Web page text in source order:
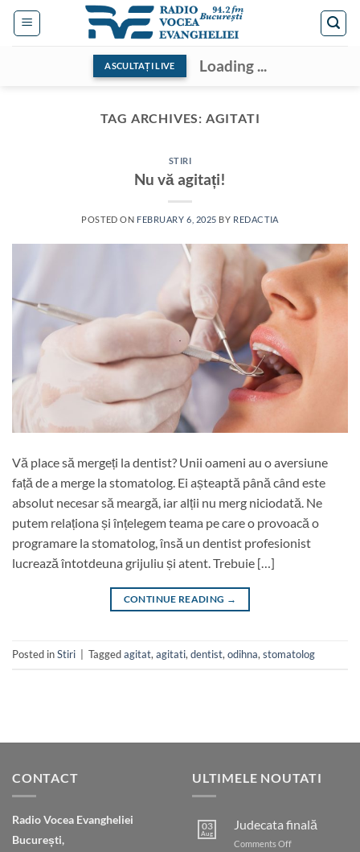
Skip
ASCULTAȚI LIVE Loading ...
TAG ARCHIVES: AGITATI
STIRI
Nu vă agitați!
POSTED ON FEBRUARY 6, 2025 BY REDACTIA
Vă place să mergeți la dentist? Unii oameni au o aversiune
față de a merge la stomatolog. Ei așteaptă până când este
absolut necesar să meargă, iar alții nu merg niciodată. Ne
putem relaționa și înțelegem teama pe care o provoacă o
programare la stomatolog, însă un dentist profesionist
lucrează întotdeuna grijuliu și atent. Trebuie […]
CONTINUE READING →
Posted inStiri Taggedagitat, agitati, dentist, odihna, stomatolog
CONTACT
Radio Vocea Evangheliei
București,
ULTIMELE NOUTATI
03
Aug
Judecata finală
Comments Offon